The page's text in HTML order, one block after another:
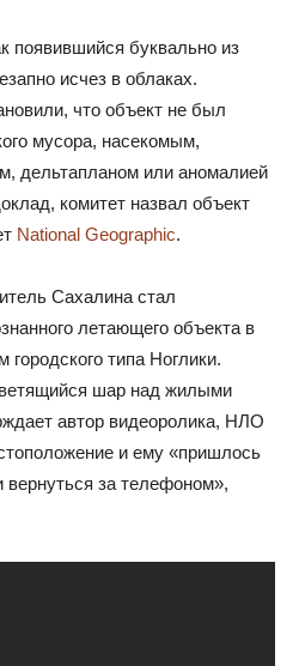
появившийся буквально из
исчез в облаках.
что объект не был
мусора, насекомым,
дельтапланом или аномалией
комитет назвал объект
National Geographic.
Сахалина стал
летающего объекта в
типа Ноглики.
шар над жилыми
автор видеоролика, НЛО
и ему «пришлось
вернуться за телефоном»,